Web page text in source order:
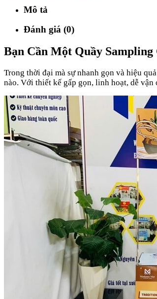
Mô tả
Đánh giá (0)
Bạn Cần Một Quầy
Trong thời đại mà sự nhanh gọn và hiệu
nào. Với thiết kế gấp gọn, linh hoạt, dễ